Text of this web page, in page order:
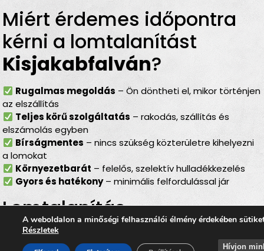
Miért érdemes időpontra
kérni a lomtalanítást
Kisjakabfalván?
Rugalmas megoldás – Ön döntheti el, mikor történjen
az elszállítás
Teljes körű szolgáltatás – rakodás, szállítás és
elszámolás egyben
Bírságmentes – nincs szükség közterületre kihelyezni
a lomokat
Környezetbarát – felelős, szelektív hulladékkezelés
Gyors és hatékony– minimális felfordulással jár
Lomtalanítás
Kisjakabfalva– ideális
A weboldalon a minőségi felhasználói élmény érdekében
Részletek
Hívjon